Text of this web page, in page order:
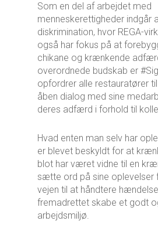
Som en del af arbejdet med
menneskerettigheder indgår
diskrimination, hvor REGA-
også har fokus på at
chikane og krænkende
overordnede budskab er
opfordrer alle restauratører
åben dialog med sine
deres adfærd i forhold til
Hvad enten man selv har
er blevet beskyldt for at
blot har været vidne til en
sætte ord på sine oplevelser
vejen til at håndtere
fremadrettet skabe et godt
arbejdsmiljø.